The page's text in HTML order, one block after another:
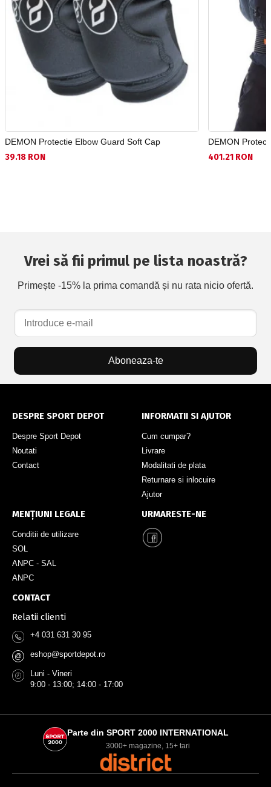
DEMON Protectie Elbow Guard Soft Cap
39.18 RON
DEMON
401.21 RON
Vrei să fii primul pe lista noastră?
Primește -15% la prima comandă și nu rata nicio ofertă.
Aboneaza-te
DESPRE SPORT DEPOT
Despre Sport Depot
Noutati
Contact
INFORMATII SI AJUTOR
Cum cumpar?
Livrare
Modalitati de plata
Returnare si inlocuire
Ajutor
MENȚIUNI LEGALE
Conditii de utilizare
SOL
ANPC - SAL
ANPC
URMARESTE-NE
CONTACT
Relatii clienti
+4 031 631 30 95
@ eshop@sportdepot.ro
Luni - Vineri
9:00 - 13:00; 14:00 - 17:00
Parte din SPORT 2000 INTERNATIONAL
3000+ magazine, 15+ tari